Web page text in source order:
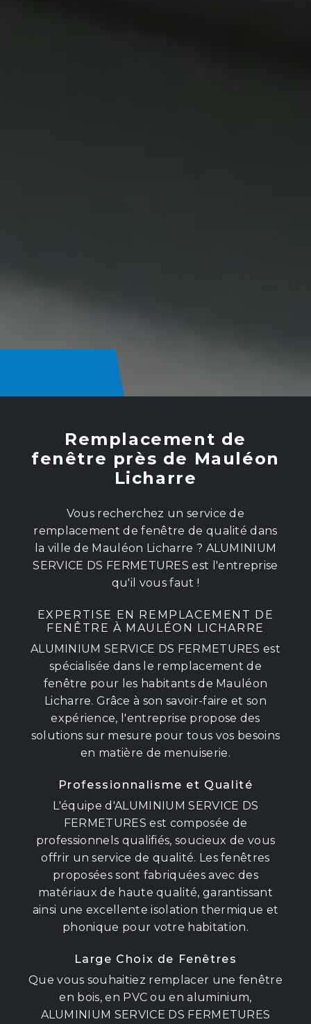
Remplacement de
fenêtre près de Mauléon
Licharre
Vous recherchez un service de
remplacement de fenêtre de qualité dans
la ville de Mauléon Licharre ? ALUMINIUM
SERVICE DS FERMETURES est l'entreprise
qu'il vous faut !
EXPERTISE EN REMPLACEMENT DE
FENÊTRE À MAULÉON LICHARRE
ALUMINIUM SERVICE DS FERMETURES est
spécialisée dans le remplacement de
fenêtre pour les habitants de Mauléon
Licharre. Grâce à son savoir-faire et son
expérience, l'entreprise propose des
solutions sur mesure pour tous vos besoins
en matière de menuiserie.
Professionnalisme et Qualité
L'équipe d'ALUMINIUM SERVICE DS
FERMETURES est composée de
professionnels qualifiés, soucieux de vous
offrir un service de qualité. Les fenêtres
proposées sont fabriquées avec des
matériaux de haute qualité, garantissant
ainsi une excellente isolation thermique et
phonique pour votre habitation.
Large Choix de Fenêtres
Que vous souhaitiez remplacer une fenêtre
en bois, en PVC ou en aluminium,
ALUMINIUM SERVICE DS FERMETURES